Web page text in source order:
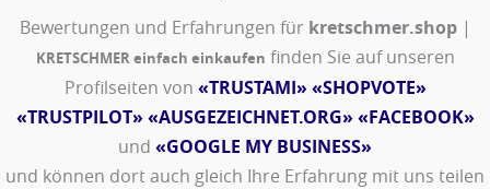
Bewertungen und Erfahrungen für kretschmer.shop|
KRETSCHMER einfach einkaufen finden Sie auf unseren
Profilseiten von «TRUSTAMI» «SHOPVOTE»
«TRUSTPILOT» «AUSGEZEICHNET.ORG» «FACEBOOK»
und «GOOGLE MY BUSINESS»
und können dort auch gleich Ihre Erfahrung mit uns teilen